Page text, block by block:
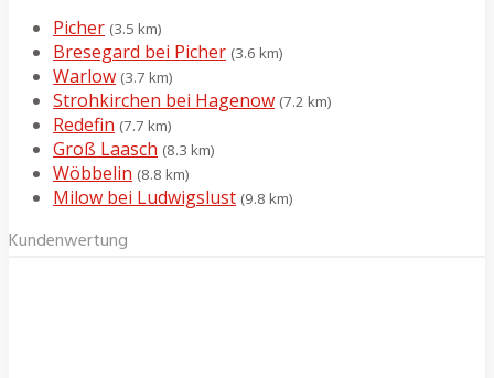
Picher (3.5 km)
Bresegard bei Picher (3.6 km)
Warlow (3.7 km)
Strohkirchen bei Hagenow (7.2 km)
Redefin (7.7 km)
Groß Laasch (8.3 km)
Wöbbelin (8.8 km)
Milow bei Ludwigslust (9.8 km)
Kundenwertung